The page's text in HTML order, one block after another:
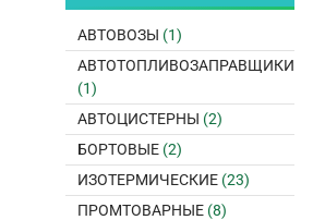
АВТОВОЗЫ (1)
АВТОТОПЛИВОЗАПРАВЩИКИ
(1)
АВТОЦИСТЕРНЫ (2)
БОРТОВЫЕ (2)
ИЗОТЕРМИЧЕСКИЕ (23)
ПРОМТОВАРНЫЕ (8)